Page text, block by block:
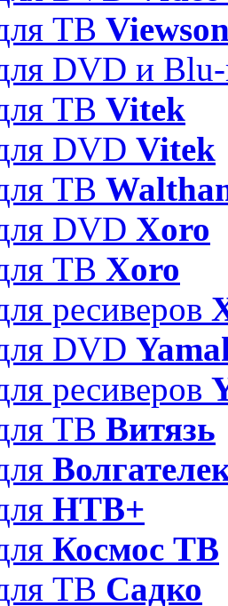
ТВ
DVD и
ТВ Vitek
DVD Vitek
ТВ
DVD Xoro
ТВ Xoro
ресиверов
DVD
ресиверов
ТВ Витязь
НТВ+
Космос ТВ
ТВ Садко